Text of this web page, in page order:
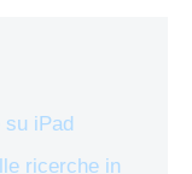
su iPad
ricerche in